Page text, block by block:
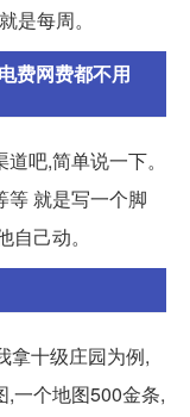
是每周。
费网费都不用
吧,简单说一下。
等 就是写一个脚
己动。
拿十级庄园为例,
,一个地图500金条,